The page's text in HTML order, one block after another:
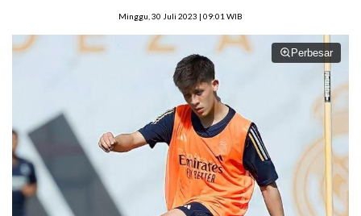
Minggu, 30 Juli 2023 | 09:01 WIB
Perbesar